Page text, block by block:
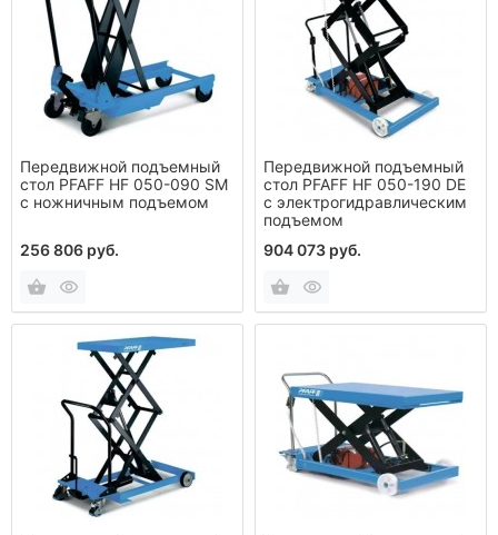
Передвижной подъемный
стол PFAFF HF 050-090 SM
с ножничным подъемом
256 806 руб.
Передвижной подъемный
стол PFAFF HF 050-190 DE
с электрогидравлическим
подъемом
904 073 руб.